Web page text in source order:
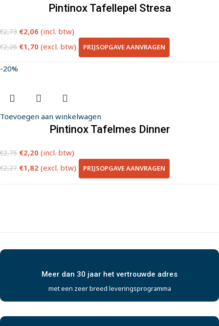
Pintinox Tafellepel Stresa
€2,73 €2,06 (incl. btw)
€2,26 €1,70 (excl. btw) PRIJSOPGAVE AANVRAGEN
-20%
Toevoegen aan winkelwagen
Pintinox Tafelmes Dinner
€2,75 €2,20 (incl. btw)
€2,27 €1,82 (excl. btw) PRIJSOPGAVE AANVRAGEN
Meer dan 30 jaar het vertrouwde adres
met een zeer breed leveringsprogramma